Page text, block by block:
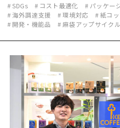
SDGs コスト最適化 パッケー
海外調達支援
環境対応
紙コ
開発・機能品
麻袋アップサイクル